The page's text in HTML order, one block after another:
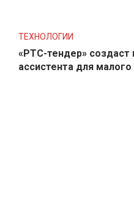
ТЕХНОЛОГИИ
«РТС-тендер» создаст
ассистента для